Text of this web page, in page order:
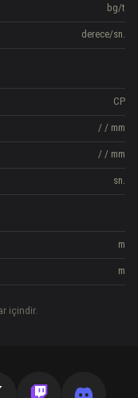
bg/t
derece/sn.
CP
/ / mm
/ / mm
sn.
m
m
içindir.